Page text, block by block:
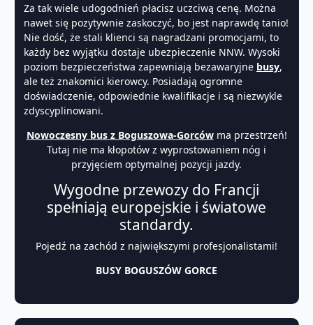
Za tak wiele udogodnień płacisz uczciwą cenę. Można
nawet się pozytywnie zaskoczyć, bo jest naprawdę tanio!
Nie dość, że stali klienci są nagradzani promocjami, to
każdy bez wyjątku dostaje ubezpieczenie NNW. Wysoki
poziom bezpieczeństwa zapewniają bezawaryjne busy,
ale też znakomici kierowcy. Posiadają ogromne
doświadczenie, odpowiednie kwalifikacje i są niezwykle
zdyscyplinowani.
Nowoczesny bus z Boguszowa-Gorcówma przestrzeń!
Tutaj nie ma kłopotów z wyprostowaniem nóg i
przyjęciem optymalnej pozycji jazdy.
Wygodne przewozy do Francji
spełniają europejskie i światowe
standardy.
Pojedź na zachód z największymi profesjonalistami!
BUSY BOGUSZÓW GORCE